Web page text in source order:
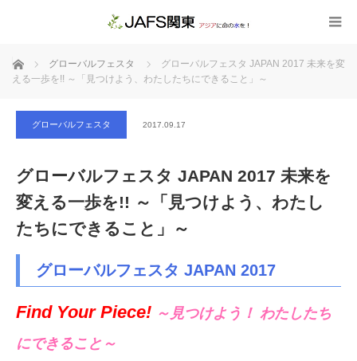
ホーム グローバルフェスタ
グローバルフェスタ JAPAN 2017 未来を変
える一歩を!! ～「見つけよう、わたしたちにできること」～
グローバルフェスタ 2017.09.17
グローバルフェスタ JAPAN 2017 未来を
変える一歩を!! ～「見つけよう、わたし
たちにできること」～
グローバルフェスタ JAPAN 2017
Find Your Piece! ～見つけよう！ わたしたち
にできること～